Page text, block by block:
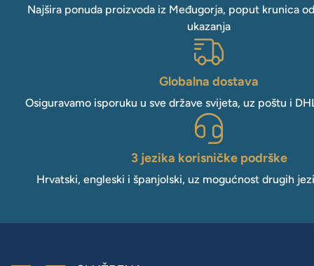
Najšira ponuda proizvoda iz Međugorja, poput krunica
ukazanja
Globalna dostava
Osiguravamo isporuku u sve države svijeta, uz poštu i
3 jezika korisničke podrške
Hrvatski, engleski i španjolski, uz mogućnost drugih